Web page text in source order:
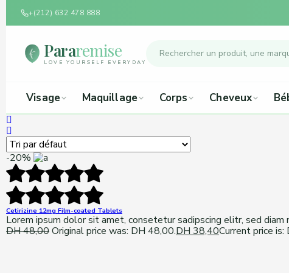
+(212) 632 478 888
Pararemise
LOVE YOURSELF EVERYDAY
Visage Maquillage Corps Cheveux
-20%
Cetirizine 12mg Film-coated Tablets
Lorem ipsum dolor sit amet, consetetur sadipscing elitr, sed
DH48,00Original price was: DH 48,00.DH 38,40Current price is: